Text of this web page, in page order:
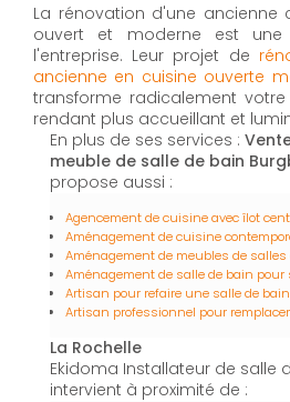
La rénovation d'une ancienne
ouvert et moderne est
l'entreprise. Leur projet de
ancienne en cuisine ouverte
transforme radicalement
rendant plus accueillant et
En plus de ses services :
meuble de salle de bain
propose aussi :
Agencement de cuisine avec îlot
Aménagement de cuisine
Aménagement de meubles de
Aménagement de salle de bain pour
Artisan pour refaire une salle de bain
Artisan professionnel pour
La Rochelle
Ekidoma Installateur de salle
intervient à proximité de :